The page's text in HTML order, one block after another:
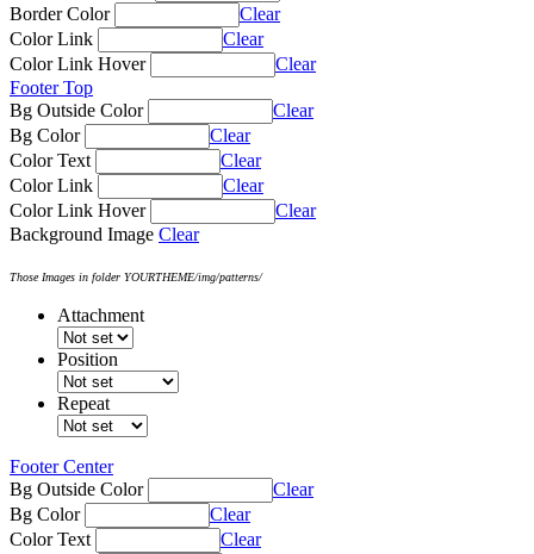
Border Color
Clear
Color Link
Clear
Color Link Hover
Clear
Footer Top
Bg Outside Color
Clear
Bg Color
Clear
Color Text
Clear
Color Link
Clear
Color Link Hover
Clear
Background Image Clear
Those Images in folder YOURTHEME/img/patterns/
Attachment
Position
Repeat
Footer Center
Bg Outside Color
Clear
Bg Color
Clear
Color Text
Clear